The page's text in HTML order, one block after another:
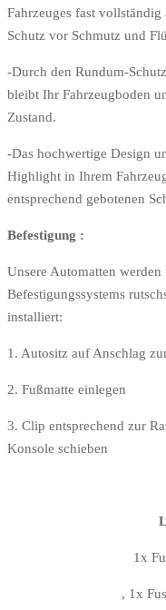
Fahrzeuges fast
Schutz vor Schmutz und
-Durch den Rundum-
bleibt Ihr Fahrzeugboden
Zustand.
-Das hochwertige Design
Highlight in Ihrem
entsprechend gebotenen
Befestigung :
Unsere Automatten
Befestigungssystems
installiert:
1. Autositz auf Anschlag
2. Fußmatte einlegen
3. Clip entsprechend zur
Konsole schieben
1x
, 1x